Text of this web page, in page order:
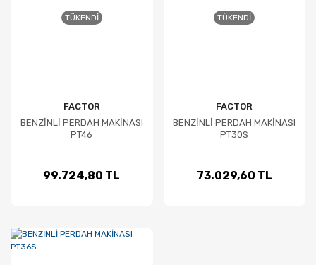
TÜKENDI
FACTOR
BENZİNLİ PERDAH MAKİNASI
PT46
99.724,80 TL
TÜKENDI
FACTOR
BENZİNLİ PERDAH MAKİNASI
PT30S
73.029,60 TL